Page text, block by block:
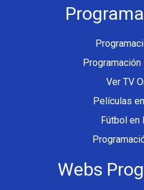
Ver TV
Películas
Fútbol en
Webs